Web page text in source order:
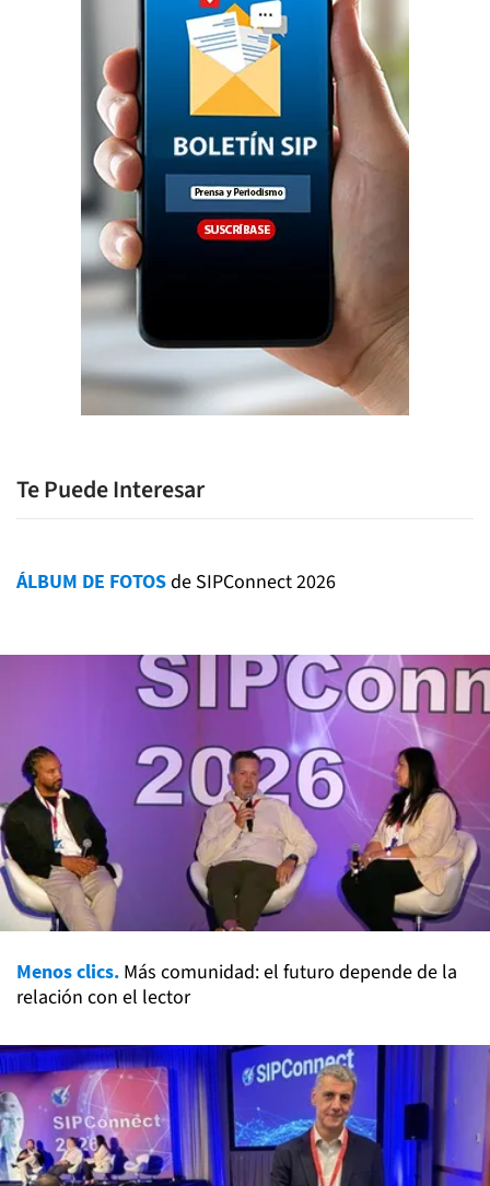
Te Puede Interesar
ÁLBUM DE FOTOSde SIPConnect 2026
Menos clics. Más comunidad: el futuro depende de la
relación con el lector